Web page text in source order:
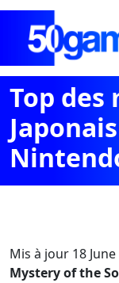
Top
Mis à jour 18
Mystery of the